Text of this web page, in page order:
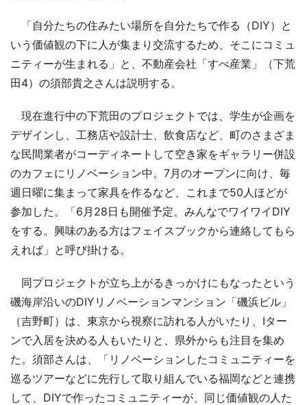
「自分たちの住みたい場所を自分たちで作る（DIY）と
いう価値観の下に人が集まり交流するため、そこにコミュ
ニティーが生まれる」と、不動産会社「すべ産業」（下荒
田4）の須部貴之さんは説明する。
現在進行中の下荒田のプロジェクトでは、学生が企画を
デザインし、工務店や設計士、飲食店など、町のさまざま
な民間業者がコーディネートして空き家をギャラリー併設
のカフェにリノベーション中。7月のオープンに向け、毎
週日曜に集まって家具を作るなど、これまで50人ほどが
参加した。「6月28日も開催予定。みんなでワイワイDIY
をする。興味のある方はフェイスブックから連絡してもら
えれば」と呼び掛ける。
同プロジェクトが立ち上がるきっかけにもなったという
磯海岸沿いのDIYリノベーションマンション「磯浜ビル」
（吉野町）は、東京から視察に訪れる人がいたり、Iター
ンで入居を決める人もいたりと、県外からも注目を集め
た。須部さんは、「リノベーションしたコミュニティーを
巡るツアーなどに先行して取り組んでいる福岡などと連携
して、DIYで作ったコミュニティーが、同じ価値観の人た